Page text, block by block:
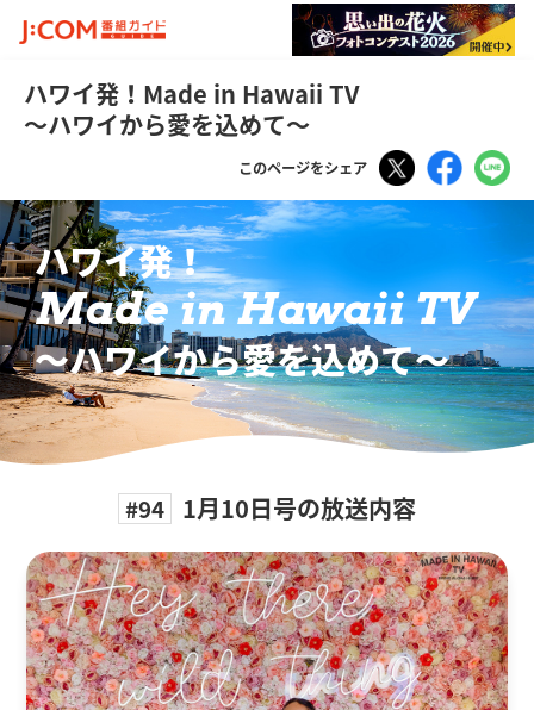
ハワイ発！Made in Hawaii TV
～ハワイから愛を込めて～
このページをシェア Tweet
ハワイ発！
Made in Hawaii TV
〜ハワイから愛を込めて〜
#94 1月10日号の放送内容